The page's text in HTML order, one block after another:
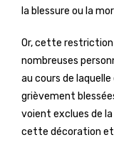
la blessure ou la
Or, cette restriction
nombreuses
au cours de
grièvement
voient exclues de
cette décoration et